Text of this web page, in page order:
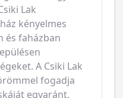
Lak
kényelmes
és faházban
A Csiki Lak
fogadja
egyaránt.